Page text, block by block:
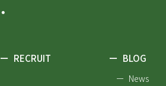
ー RECRUIT ー BLOG
ー News